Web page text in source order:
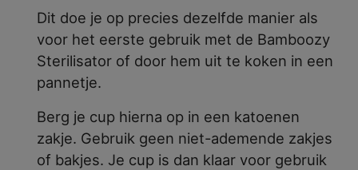
Dit doe je op precies dezelfde manier als
voor het eerste gebruik met de Bamboozy
Sterilisator of door hem uit te koken in een
pannetje.
Berg je cup hierna op in een katoenen
zakje. Gebruik geen niet-ademende zakjes
of bakjes. Je cup is dan klaar voor gebruik